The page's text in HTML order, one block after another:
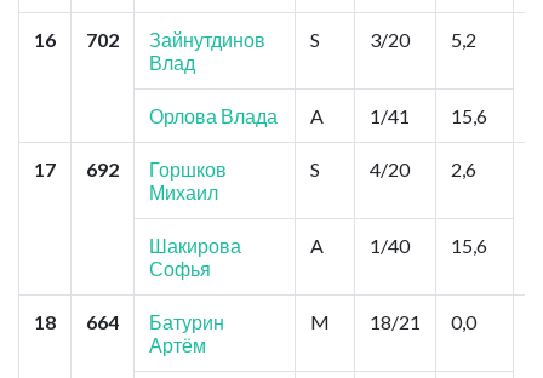
16 702
Зайнутдинов
Влад
S 3/20 5,2
Орлова Влада
A 1/41 15,6
17 692
Горшков
Михаил
S 4/20 2,6
Шакирова
Софья
A 1/40 15,6
18 664
Батурин
Артём
M 18/21 0,0